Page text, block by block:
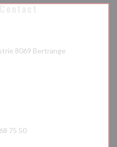
8069 Bertrange
75 50